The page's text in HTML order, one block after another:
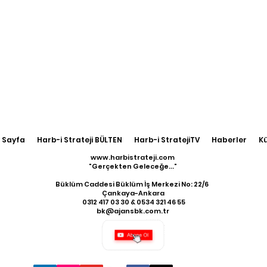
Sayfa Harb-i Strateji BÜLTEN Harb-i StratejiTV Haberler
www.harbistrateji.com
"Gerçekten Geleceğe..."
Büklüm Caddesi Büklüm İş Merkezi No: 22/6
Çankaya-Ankara
​ 0312 417 03 30 & 0534 321 46 55
bk@ajansbk.com.tr